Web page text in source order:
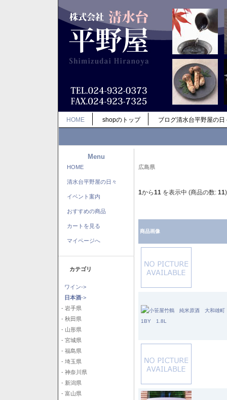
HOME shopのトップ ブログ清水台平野屋の日
Menu
HOME
清水台平野屋の日々
イベント案内
おすすめの商品
カートを見る
マイページへ
カテゴリ
ワイン->
日本酒->
- 岩手県
- 秋田県
- 山形県
- 宮城県
- 福島県
- 埼玉県
- 神奈川県
- 新潟県
- 富山県
広島県
1から11 を表示中 (商品の数: 11)
商品画像